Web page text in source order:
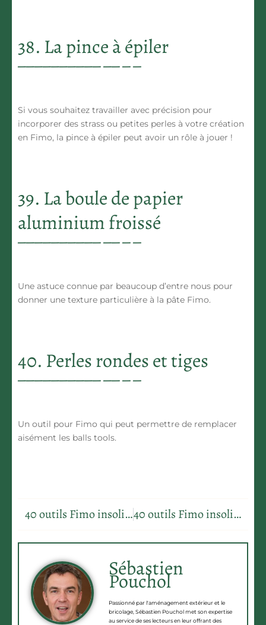
38. La pince à épiler
Si vous souhaitez travailler avec précision pour
incorporer des strass ou petites perles à votre création
en Fimo, la pince à épiler peut avoir un rôle à jouer !
39. La boule de papier
aluminium froissé
Une astuce connue par beaucoup d’entre nous pour
donner une texture particulière à la pâte Fimo.
40. Perles rondes et tiges
Un outil pour Fimo qui peut permettre de remplacer
aisément les balls tools.
40 outils Fimo insolites pour créer 40 outils Fimo insolites pour créer
Sébastien
Pouchol
Passionné par l'aménagement extérieur et le
bricolage, Sébastien Pouchol met son expertise
au service de ses lecteurs en leur offrant des